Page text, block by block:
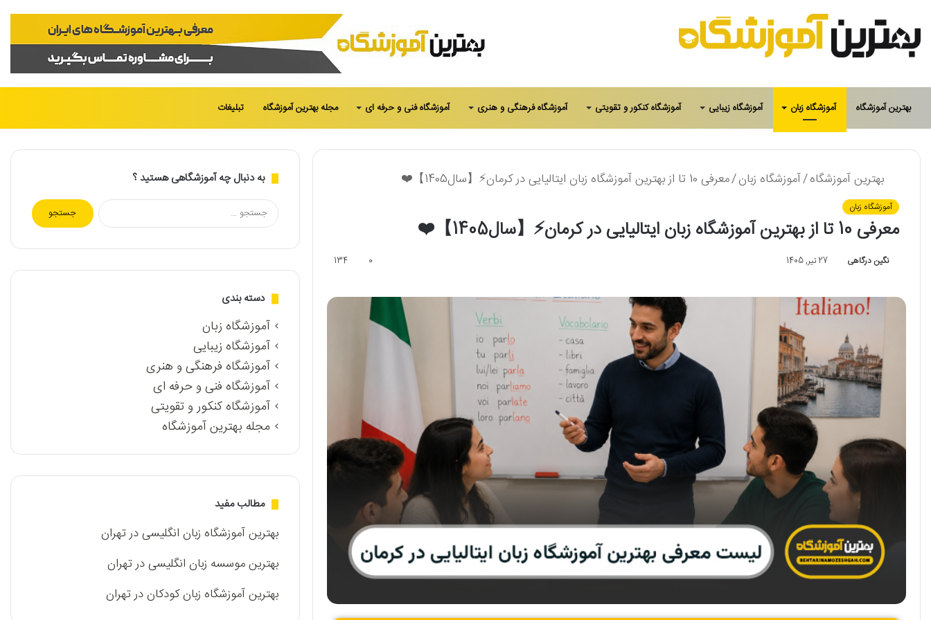
بهترین آموزشگاه آموزشگاه زبان آموزشگاه زیبایی آموزشگاه کنکور و تقویتی آموزشگاه فرهنگی و هنری آموزشگاه فنی و حرفه ای مجله بهترین آموزشگاه تبلیغات
پوسته
بهترین آموزشگاه/آموزشگاه زبان/معرفی 10 تا از بهترین آموزشگاه زبان ایتالیایی در کرمان⚡【سال1405】❤️
آموزشگاه زبان
معرفی 10 تا از بهترین آموزشگاه زبان ایتالیایی در کرمان⚡【سال1405】❤️
نگین درگاهی 27 تیر, 1405 0
134
به دنبال چه آموزشگاهی هستید ؟
جستجو
برای:
دسته بندی
آموزشگاه زبان
آموزشگاه زیبایی
آموزشگاه فرهنگی و هنری
آموزشگاه فنی و حرفه ای
آموزشگاه کنکور و تقویتی
مجله بهترین آموزشگاه
مطالب مفید
بهترین آموزشگاه زبان انگلیسی در تهران
بهترین موسسه زبان انگلیسی در تهران
بهترین آموزشگاه زبان کودکان در تهران